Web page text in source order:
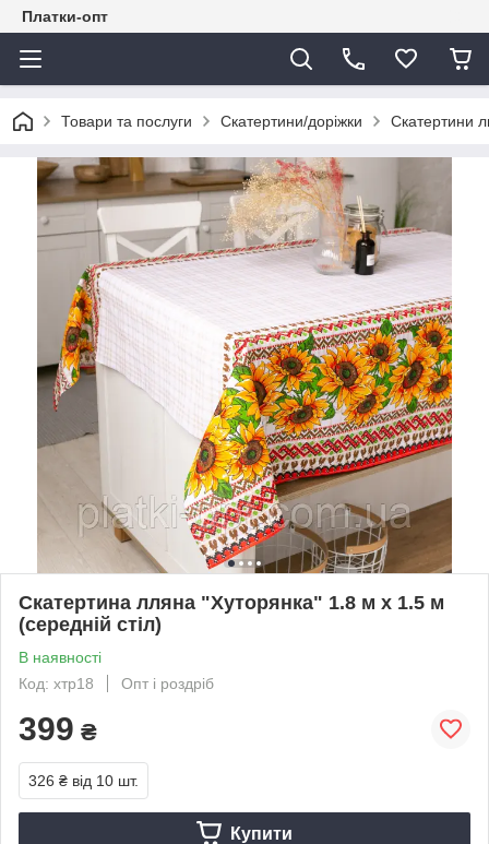
Платки-опт
Товари та послуги Скатертини/доріжки Скатертини
Скатертина лляна "Хуторянка" 1.8 м х 1.5 м
(середній стіл)
В наявності
Код: хтр18
Опт і роздріб
399 ₴
326 ₴ від 10 шт.
Купити